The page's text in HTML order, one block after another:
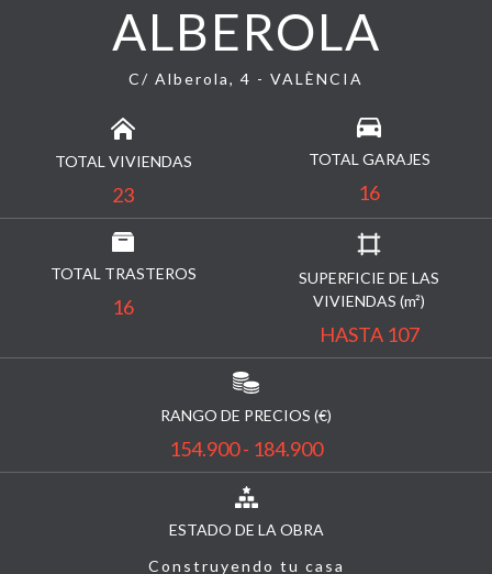
ALBEROLA
C/ Alberola, 4 - VALÈNCIA
TOTAL VIVIENDAS
23
TOTAL GARAJES
16
TOTAL TRASTEROS
16
SUPERFICIE DE LAS
VIVIENDAS (m²)
HASTA 107
RANGO DE PRECIOS (€)
154.900 - 184.900
ESTADO DE LA OBRA
Construyendo tu casa